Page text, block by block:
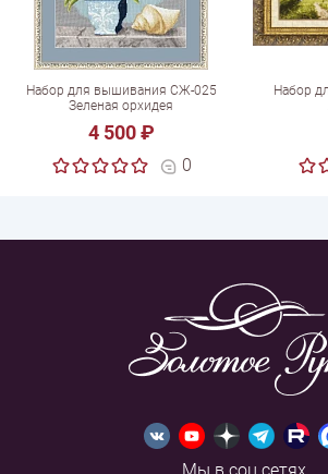
Набор для вышивания СЖ-025
Зеленая орхидея
4 500 ₽
0
Набор